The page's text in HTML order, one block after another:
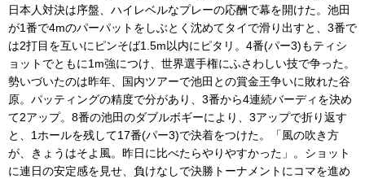
日本人対決は序盤、ハイレベルなプレーの応酬で幕を開けた。池田
が1番で4mのパーパットをしぶとく沈めてタイで滑り出すと、3番で
は2打目を互いにピンそば1.5m以内にピタリ。4番(パー3)もティシ
ョットでともに1m強につけ、世界選手権にふさわしい技で争った。
勢いづいたのは昨年、国内ツアーで池田との賞金王争いに敗れた谷
原。パッティングの精度で分があり、3番から4連続バーディを決め
て2アップ。8番の池田のダブルボギーにより、3アップで折り返す
と、1ホールを残して17番(パー3)で決着をつけた。「風の吹き方
が、きょうはそよ風。昨日に比べたらやりやすかった」。ショット
に連日の安定感を見せ、負けなしで決勝トーナメントにコマを進め